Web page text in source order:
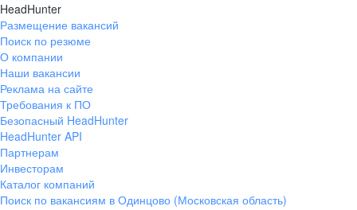
HeadHunter
Размещение вакансий
Поиск по резюме
О компании
Наши вакансии
Реклама на сайте
Требования к ПО
Безопасный HeadHunter
HeadHunter API
Партнерам
Инвесторам
Каталог компаний
Поиск по вакансиям в Одинцово (Московская область)